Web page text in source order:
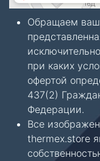
Обращаем
при каких
офертой
437(2)
Федерации.
Все
thermex.store